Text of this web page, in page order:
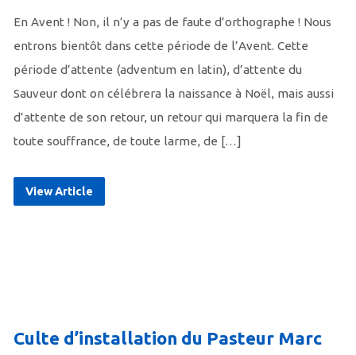
En Avent ! Non, il n’y a pas de faute d’orthographe ! Nous
entrons bientôt dans cette période de l’Avent. Cette
période d’attente (adventum en latin), d’attente du
Sauveur dont on célébrera la naissance à Noël, mais aussi
d’attente de son retour, un retour qui marquera la fin de
toute souffrance, de toute larme, de […]
View Article
Culte d’installation du Pasteur Marc